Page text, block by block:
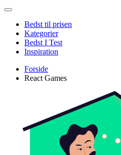
Bedst til prisen
Kategorier
Bedst I Test
Inspiration
Forside
React Games